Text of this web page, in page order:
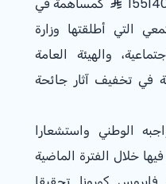
كمساهمة في
التي أطلقتها وزارة
والهيئة العامة
في تخفيف آثار جائحة
الوطني واستشعارا
خلال الفترة الماضية